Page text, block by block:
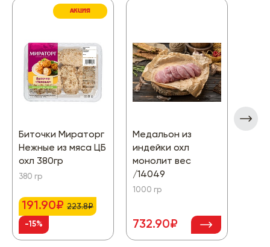
Биточки Мираторг
Нежные из мяса ЦБ
охл 380гр
380 гр
191.90₽ 223.8₽
-15%
АКЦИЯ
Медальон из
индейки охл
монолит вес
/14049
1000 гр
732.90₽